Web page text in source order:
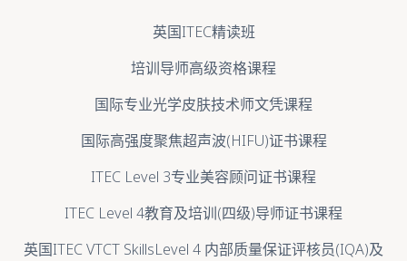
英国ITEC精读班
培训导师高级资格课程
国际专业光学皮肤技术师文凭课程
国际高强度聚焦超声波(HIFU)证书课程
ITEC Level 3专业美容顾问证书课程
ITEC Level 4教育及培训(四级)导师证书课程
英国ITEC VTCT SkillsLevel 4 内部质量保证评核员(IQA)及